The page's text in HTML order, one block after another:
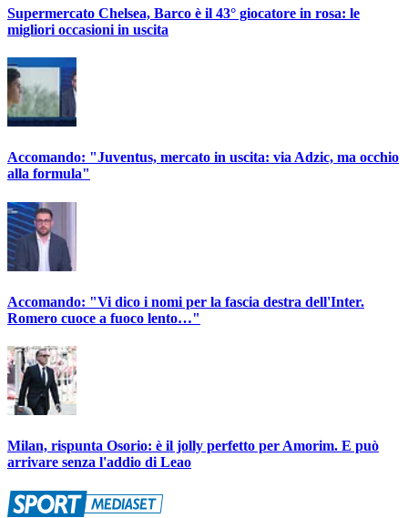
Supermercato Chelsea, Barco è il 43° giocatore in rosa: le
migliori occasioni in uscita
Accomando: "Juventus, mercato in uscita: via Adzic, ma occhio
alla formula"
Accomando: "Vi dico i nomi per la fascia destra dell'Inter.
Romero cuoce a fuoco lento…"
Milan, rispunta Osorio: è il jolly perfetto per Amorim. E può
arrivare senza l'addio di Leao